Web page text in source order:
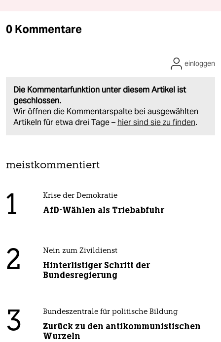
0 Kommentare
Die Kommentarfunktion unter diesem Artikel ist
geschlossen.
Wir öffnen die Kommentarspalte bei ausgewählten
Artikeln für etwa drei Tage – hier sind sie zu finden.
einloggen
meistkommentiert
1 Krise der Demokratie
AfD-Wählen als Triebabfuhr
2 Nein zum Zivildienst
Hinterlistiger Schritt der
Bundesregierung
3 Bundeszentrale für politische Bildung
Zurück zu den antikommunistischen
Wurzeln